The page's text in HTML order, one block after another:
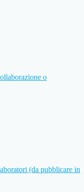
o
(da pubblicare in